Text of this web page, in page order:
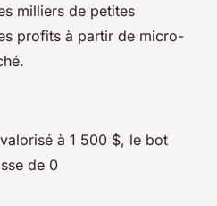
milliers de petites
profits à partir de micro-
à 1 500 $, le bot
de 0